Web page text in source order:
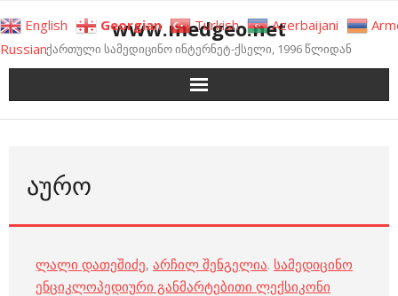
to
content
www.medgeo.net
ქართული სამედიცინო ინტერნეტ-ქსელი, 1996 წლიდან
ᲐᲣᲠᲝ
ლალი დათეშიძე, არჩილ შენგელია. სამედიცინო
ენციკლოპედიური განმარტებითი ლექსიკონი
English Georgian Turkish Azerbaijani
Russian